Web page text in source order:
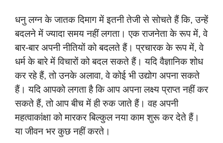
धनु लग्न के जातक दिमाग में इतनी तेजी से सोचते हैं कि, उन्हें
बदलने में ज्यादा समय नहीं लगता। एक राजनेता के रूप में, वे
बार-बार अपनी नीतियों को बदलते हैं। प्रचारक के रूप में, वे
धर्म के बारे में विचारों को बदल सकते हैं। यदि वैज्ञानिक शोध
कर रहे हैं, तो उनके अलावा, वे कोई भी उद्योग अपना सकते
हैं। यदि आपको लगता है कि आप अपना लक्ष्य प्राप्त नहीं कर
सकते हैं, तो आप बीच में ही रुक जाते हैं। वह अपनी
महत्वाकांक्षा को मारकर बिल्कुल नया काम शुरू कर देते हैं।
या जीवन भर कुछ नहीं करते।